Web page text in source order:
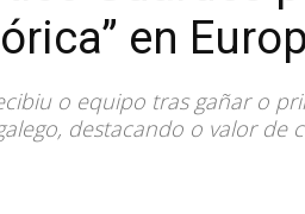
en
o equipo tras gañar o
destacando o valor de